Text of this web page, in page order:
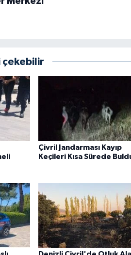
çekebilir
Çivril Jandarması Kayıp
Keçileri Kısa Sürede